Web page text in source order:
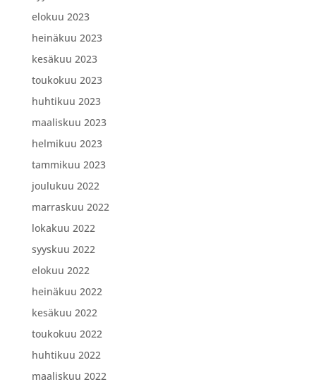
elokuu 2023
heinäkuu 2023
kesäkuu 2023
toukokuu 2023
huhtikuu 2023
maaliskuu 2023
helmikuu 2023
tammikuu 2023
joulukuu 2022
marraskuu 2022
lokakuu 2022
syyskuu 2022
elokuu 2022
heinäkuu 2022
kesäkuu 2022
toukokuu 2022
huhtikuu 2022
maaliskuu 2022